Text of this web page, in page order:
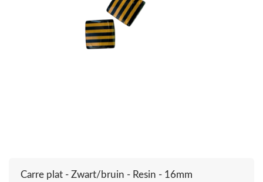
Carre plat - Zwart/bruin - Resin - 16mm